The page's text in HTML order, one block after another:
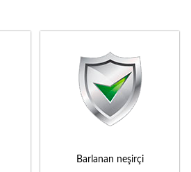
Barlanan neşirçi